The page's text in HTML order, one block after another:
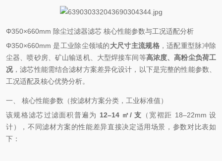
Φ350×660mm 除尘过滤器滤芯 核心性能参数与工况适配分析
Φ350×660mm 是工业除尘领域的大尺寸主流规格，适配重型脉冲除
尘器、喷砂房、矿山输送机、大型焊接车间等高浓度、高粉尘负荷工
况，滤芯性能需结合滤材方案差异化设计，以下是完整的性能参数、
工况适配及核心优势分析。
一、 核心性能参数（按滤材方案分类，工业标准值）
该规格滤芯过滤面积普遍为 12–14 ㎡/ 支 （宽褶距 18–22mm 设
计），不同滤材方案的性能差异直接决定适用场景，参数对比表如
下：